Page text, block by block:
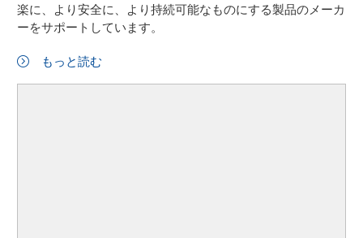
楽に、より安全に、より持続可能なものにする製品のメーカ
ーをサポートしています。
もっと読む